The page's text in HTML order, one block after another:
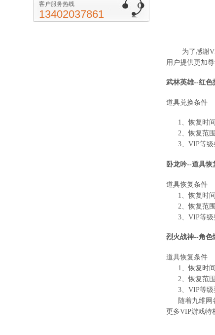
客户服务热线
13402037861
为了感谢
用户提供更加
武林英雄--红色
道具兑换条件
1、恢复时
2、恢复范
3、 VIP等级
卧龙吟--道具恢
道具恢复条件
1
、恢复时
2 、恢复范
3
VIP等级
烈火战神--角色
道具恢复条件
1
、恢复时
2 、恢复范
3
VIP等级
随着九维网各
更多VIP游戏特